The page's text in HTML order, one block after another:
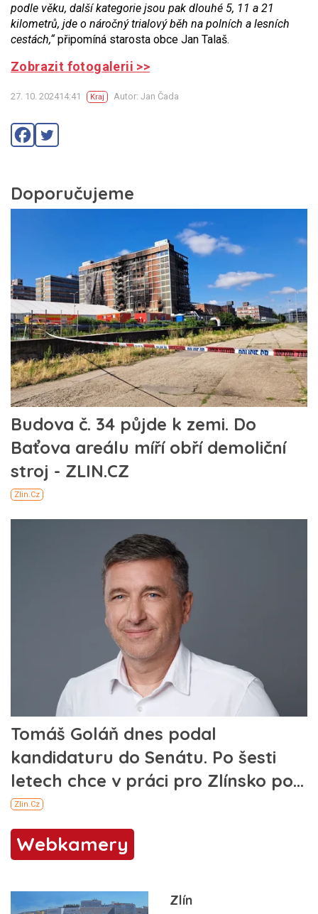
podle věku, další kategorie jsou pak dlouhé 5, 11 a 21
kilometrů, jde o náročný trialový běh na polních a lesních
cestách,“připomíná starosta obce Jan Talaš.
Zobrazit fotogalerii >>
27. 10. 202414:41 Kraj Autor: Jan Čada
Webkamery
Zlín